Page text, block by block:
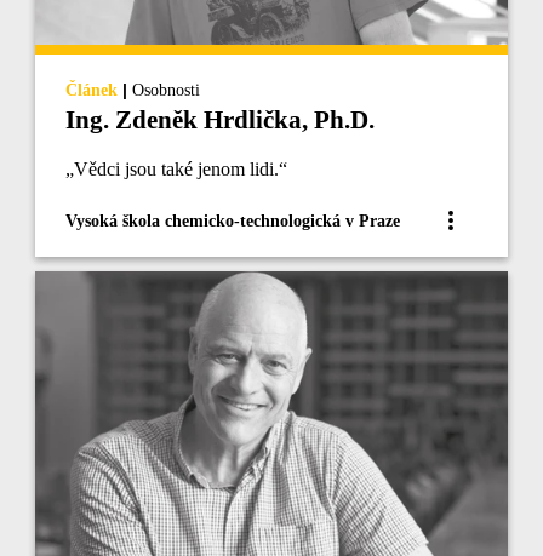
Článek | Osobnosti
Ing. Zdeněk Hrdlička, Ph.D.
„Vědci jsou také jenom lidi.“
Vysoká škola chemicko-technologická v Praze